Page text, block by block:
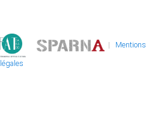
| Mentions
légales